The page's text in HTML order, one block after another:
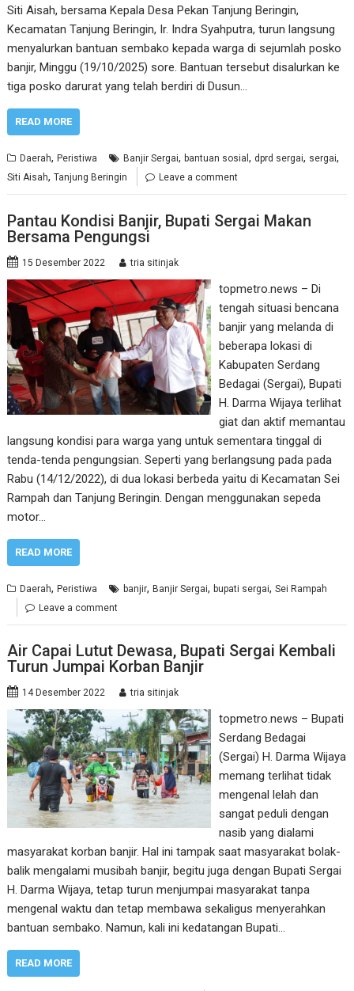
Siti Aisah, bersama Kepala Desa Pekan Tanjung Beringin,
Kecamatan Tanjung Beringin, Ir. Indra Syahputra, turun langsung
menyalurkan bantuan sembako kepada warga di sejumlah posko
banjir, Minggu (19/10/2025) sore. Bantuan tersebut disalurkan ke
tiga posko darurat yang telah berdiri di Dusun…
READ MORE
Daerah,Peristiwa Banjir Sergai,bantuan sosial, dprd sergai, sergai,
Siti Aisah,Tanjung Beringin Leave a comment
Pantau Kondisi Banjir, Bupati Sergai Makan
Bersama Pengungsi
15 Desember 2022 tria sitinjak
topmetro.news – Di
tengah situasi bencana
banjir yang melanda di
beberapa lokasi di
Kabupaten Serdang
Bedagai (Sergai), Bupati
H. Darma Wijaya terlihat
giat dan aktif memantau
langsung kondisi para warga yang untuk sementara tinggal di
tenda-tenda pengungsian. Seperti yang berlangsung pada pada
Rabu (14/12/2022), di dua lokasi berbeda yaitu di Kecamatan Sei
Rampah dan Tanjung Beringin. Dengan menggunakan sepeda
motor…
READ MORE
Daerah,Peristiwa banjir,Banjir Sergai,bupati sergai,Sei Rampah
Leave a comment
Air Capai Lutut Dewasa, Bupati Sergai Kembali
Turun Jumpai Korban Banjir
14 Desember 2022 tria sitinjak
topmetro.news – Bupati
Serdang Bedagai
(Sergai) H. Darma Wijaya
memang terlihat tidak
mengenal lelah dan
sangat peduli dengan
nasib yang dialami
masyarakat korban banjir. Hal ini tampak saat masyarakat bolak-
balik mengalami musibah banjir, begitu juga dengan Bupati Sergai
H. Darma Wijaya, tetap turun menjumpai masyarakat tanpa
mengenal waktu dan tetap membawa sekaligus menyerahkan
bantuan sembako. Namun, kali ini kedatangan Bupati…
READ MORE